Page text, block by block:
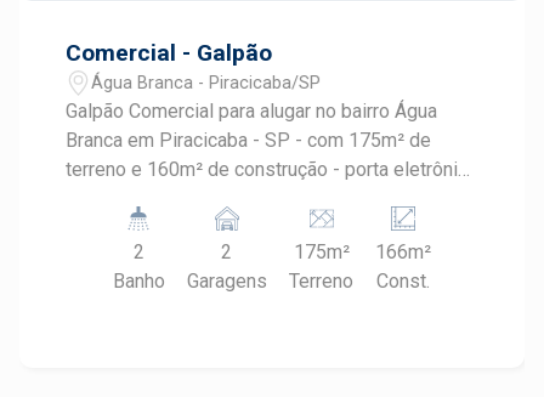
Comercial - Galpão
Água Branca - Piracicaba/SP
Galpão Comercial para alugar no bairro Água
Branca em Piracicaba - SP - com 175m² de
terreno e 160m² de construção - porta eletrônica
vagas de recuo. Agende sua visita !
2
Banho
2
Garagens
175m²
Terreno
166m²
Const.